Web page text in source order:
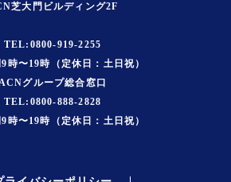
芝大門ビルディング2F
TEL:0800-919-2255
時〜19時（定休日：土日祝）
グループ総合窓口
TEL:0800-888-2828
時〜19時（定休日：土日祝）